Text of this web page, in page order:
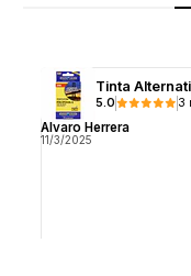
Tinta
5.0
Alvaro Herrera
11/3/2025